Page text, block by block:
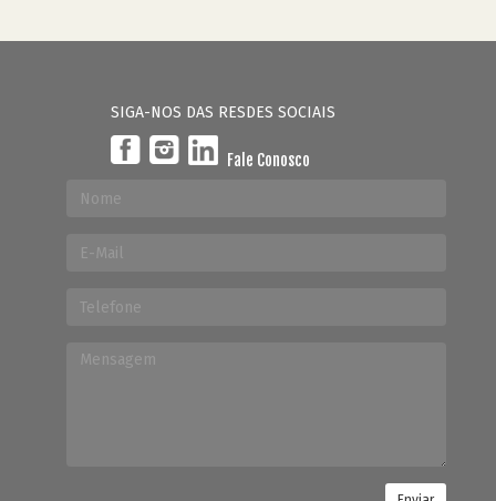
SIGA-NOS DAS RESDES SOCIAIS
Fale Conosco